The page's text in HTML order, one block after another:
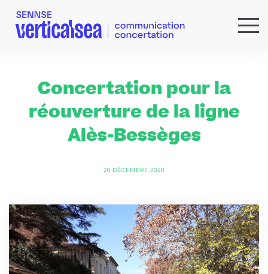
ACTUS & IDÉES
NEWSLETTER
Concertation pour la
réouverture de la ligne
Alès-Bessèges
20 DÉCEMBRE 2020